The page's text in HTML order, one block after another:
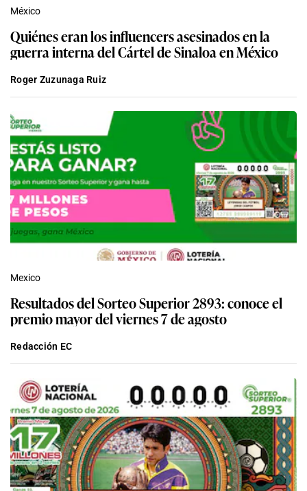
México
Quiénes eran los influencers asesinados en la
guerra interna del Cártel de Sinaloa en México
Roger Zuzunaga Ruiz
Mexico
Resultados del Sorteo Superior 2893: conoce el
premio mayor del viernes 7 de agosto
Redacción EC